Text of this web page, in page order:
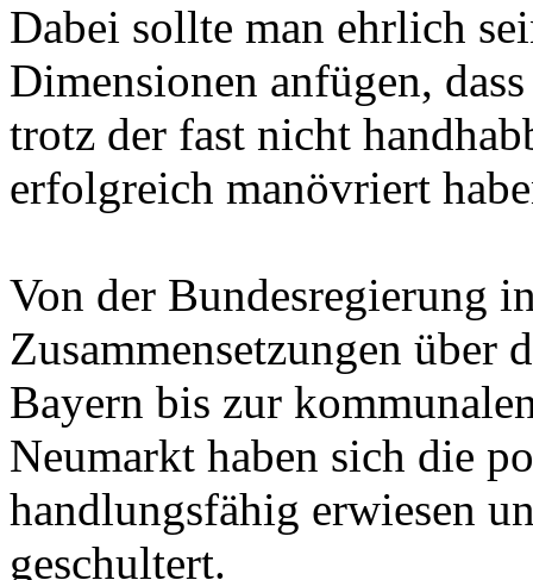
Dabei sollte man ehrlich
Dimensionen anfügen,
trotz der fast nicht
erfolgreich manövriert
Von der Bundesregierung
Zusammensetzungen über
Bayern bis zur
Neumarkt haben sich die
handlungsfähig erwiesen
geschultert.